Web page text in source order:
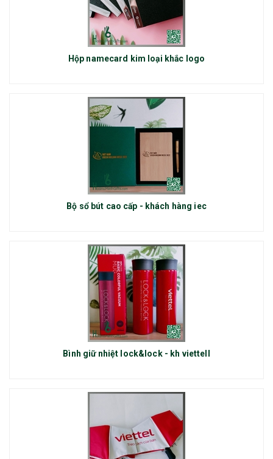
Hộp namecard kim loại khắc logo
Bộ sổ bút cao cấp - khách hàng iec
Bình giữ nhiệt lock&lock - kh viettell